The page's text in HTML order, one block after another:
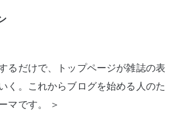
るだけで、トップページが雑誌の表
く。これからブログを始める人のた
マです。 ＞